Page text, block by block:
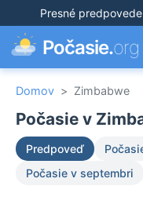
Presné
Počasie.org
Domov > Zimbabwe
Počasie v
Predpoveď
Počasie v septembri